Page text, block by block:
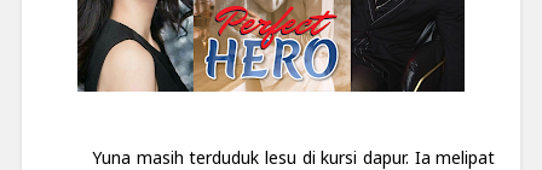
Yuna masih terduduk lesu di kursi dapur. Ia melipat